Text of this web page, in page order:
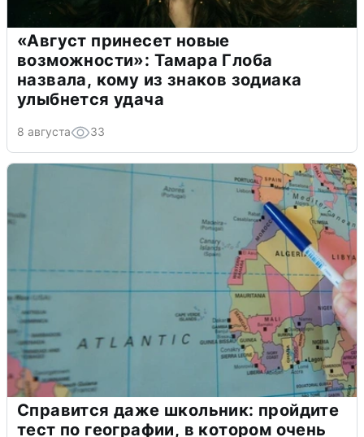
«Август принесет новые
возможности»: Тамара Глоба
назвала, кому из знаков зодиака
улыбнется удача
8 августа 33
Справится даже школьник: пройдите
тест по географии, в котором очень